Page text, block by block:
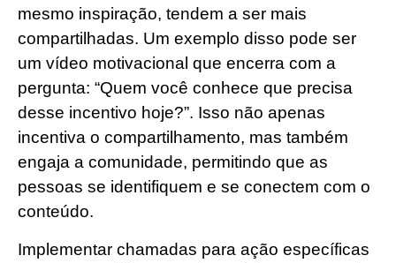
mesmo inspiração, tendem a ser mais
compartilhadas. Um exemplo disso pode ser
um vídeo motivacional que encerra com a
pergunta: “Quem você conhece que precisa
desse incentivo hoje?”. Isso não apenas
incentiva o compartilhamento, mas também
engaja a comunidade, permitindo que as
pessoas se identifiquem e se conectem com o
conteúdo.
Implementar chamadas para ação específicas